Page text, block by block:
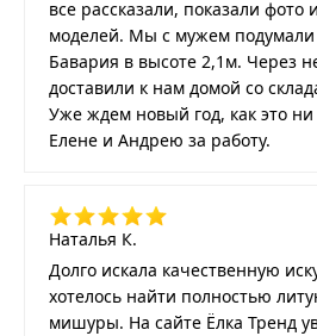
все рассказали, показали фото
моделей. Мы с мужем
Бавария в высоте 2,1м. Через
доставили к нам домой со
Уже ждем новый год, как это ни
Елене и Андрею за работу.
Наталья К.
Долго искала качественную
хотелось найти полностью
мишуры. На сайте Ёлка Тренд